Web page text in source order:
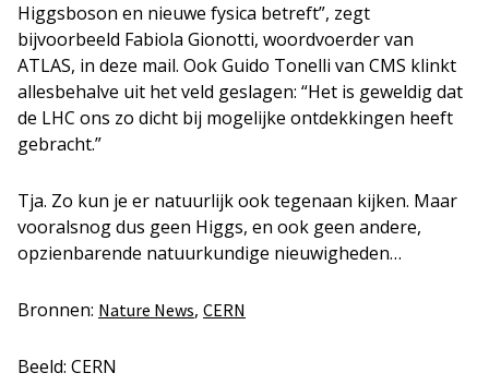
Higgsboson en nieuwe fysica betreft”, zegt
bijvoorbeeld Fabiola Gionotti, woordvoerder van
ATLAS, in deze mail. Ook Guido Tonelli van CMS klinkt
allesbehalve uit het veld geslagen: “Het is geweldig dat
de LHC ons zo dicht bij mogelijke ontdekkingen heeft
gebracht.”
Tja. Zo kun je er natuurlijk ook tegenaan kijken. Maar
vooralsnog dus geen Higgs, en ook geen andere,
opzienbarende natuurkundige nieuwigheden…
Bronnen: Nature News, CERN
Beeld: CERN